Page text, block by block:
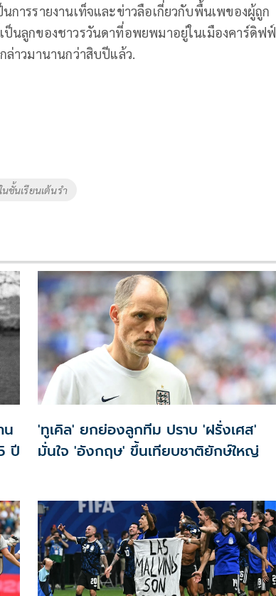
การรายงานเท็จและข่าวลือเกี่ยวกับพื้นเพของผู้ถูก
ป็นลูกของชาวรวันดาที่อพยพมาอยู่ในเมืองคาร์ดิฟฟ์
ล่าวมานานกว่าสิบปีแล้ว.
นชั้นเรียนเต้นรำ
น
ปี
'ทูเคิล' ยกย่องลูกทีม ปราบ 'ฝรั่งเศส'
มั่นใจ 'อังกฤษ' ขึ้นเทียบชาติยักษ์ใหญ่